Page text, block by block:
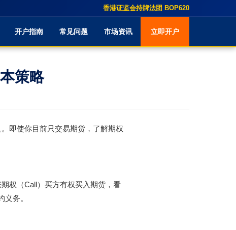
香港证监会持牌法团 BOP620
开户指南 常见问题 市场资讯 立即开户
策略
即使你目前只交易期货，了解期权
权（Call）买方有权买入期货，看
务。